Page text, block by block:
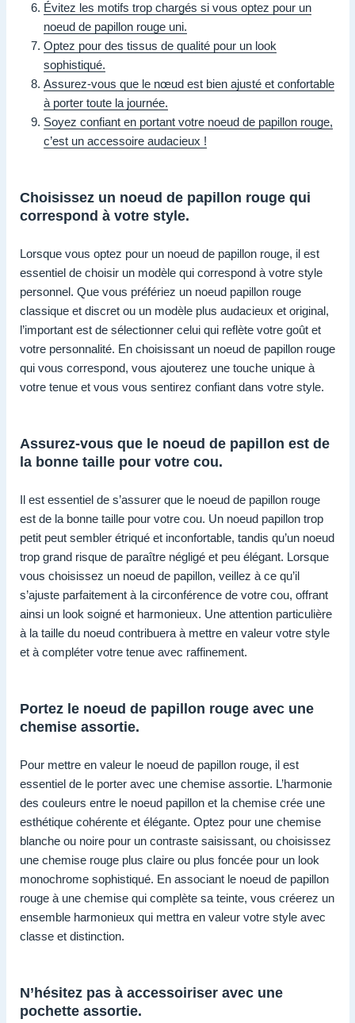
Évitez les motifs trop chargés si vous optez pour un
noeud de papillon rouge uni.
Optez pour des tissus de qualité pour un look
sophistiqué.
Assurez-vous que le nœud est bien ajusté et confortable
à porter toute la journée.
Soyez confiant en portant votre noeud de papillon rouge,
c’est un accessoire audacieux !
Choisissez un noeud de papillon rouge qui
correspond à votre style.
Lorsque vous optez pour un noeud de papillon rouge, il est
essentiel de choisir un modèle qui correspond à votre style
personnel. Que vous préfériez un noeud papillon rouge
classique et discret ou un modèle plus audacieux et original,
l’important est de sélectionner celui qui reflète votre goût et
votre personnalité. En choisissant un noeud de papillon rouge
qui vous correspond, vous ajouterez une touche unique à
votre tenue et vous vous sentirez confiant dans votre style.
Assurez-vous que le noeud de papillon est de
la bonne taille pour votre cou.
Il est essentiel de s’assurer que le noeud de papillon rouge
est de la bonne taille pour votre cou. Un noeud papillon trop
petit peut sembler étriqué et inconfortable, tandis qu’un noeud
trop grand risque de paraître négligé et peu élégant. Lorsque
vous choisissez un noeud de papillon, veillez à ce qu’il
s’ajuste parfaitement à la circonférence de votre cou, offrant
ainsi un look soigné et harmonieux. Une attention particulière
à la taille du noeud contribuera à mettre en valeur votre style
et à compléter votre tenue avec raffinement.
Portez le noeud de papillon rouge avec une
chemise assortie.
Pour mettre en valeur le noeud de papillon rouge, il est
essentiel de le porter avec une chemise assortie. L’harmonie
des couleurs entre le noeud papillon et la chemise crée une
esthétique cohérente et élégante. Optez pour une chemise
blanche ou noire pour un contraste saisissant, ou choisissez
une chemise rouge plus claire ou plus foncée pour un look
monochrome sophistiqué. En associant le noeud de papillon
rouge à une chemise qui complète sa teinte, vous créerez un
ensemble harmonieux qui mettra en valeur votre style avec
classe et distinction.
N’hésitez pas à accessoiriser avec une
pochette assortie.